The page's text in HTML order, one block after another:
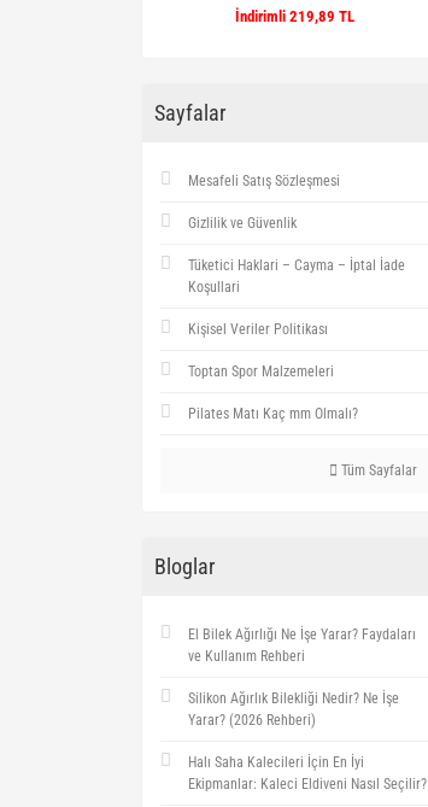
İndirimli 219,89 TL
Sayfalar
Mesafeli Satış Sözleşmesi
Gizlilik ve Güvenlik
Tüketici Haklari – Cayma – İptal İade
Koşullari
Kişisel Veriler Politikası
Toptan Spor Malzemeleri
Pilates Matı Kaç mm Olmalı?
Tüm Sayfalar
Bloglar
El Bilek Ağırlığı Ne İşe Yarar? Faydaları
ve Kullanım Rehberi
Silikon Ağırlık Bilekliği Nedir? Ne İşe
Yarar? (2026 Rehberi)
Halı Saha Kalecileri İçin En İyi
Ekipmanlar: Kaleci Eldiveni Nasıl Seçilir?